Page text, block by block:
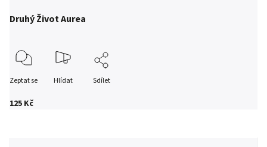
125 Kč
Druhý Život Aurea
Zeptat se Hlídat Sdílet